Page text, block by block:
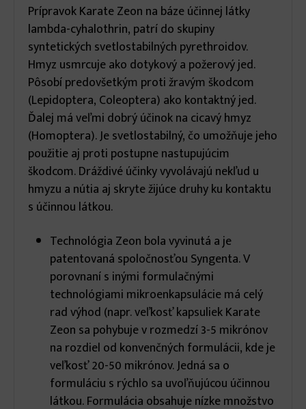
Prípravok Karate Zeon na báze účinnej látky
lambda-cyhalothrin, patrí do skupiny
syntetických svetlostabilných pyrethroidov.
Hmyz usmrcuje ako dotykový a požerový jed.
Pôsobí predovšetkým proti žravým škodcom
(Lepidoptera, Coleoptera) ako kontaktný jed.
Ďalej má veľmi dobrý účinok na cicavý hmyz
(Homoptera). Je svetlostabilný, čo umožňuje jeho
použitie aj proti postupne nastupujúcim
škodcom. Dráždivé účinky vyvolávajú nekľud u
hmyzu a nútia aj skryte žijúce druhy ku kontaktu
s účinnou látkou.
Technológia Zeon bola vyvinutá a je
patentovaná spoločnosťou Syngenta. V
porovnaní s inými formulačnými
technológiami mikroenkapsulácie má celý
rad výhod (napr. veľkosť kapsuliek Karate
Zeon sa pohybuje v rozmedzí 3-5 mikrónov
na rozdiel od konvenčných formulácii, kde je
veľkosť 20-50 mikrónov. Jedná sa o
formuláciu s rýchlo sa uvoľňujúcou účinnou
látkou. Formulácia obsahuje nízke množstvo